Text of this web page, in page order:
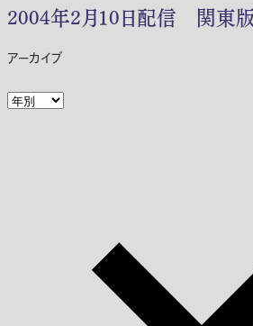
2004年2月10日配信 関東版
アーカイブ